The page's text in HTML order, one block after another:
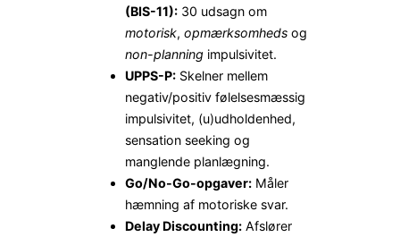
(BIS-11): 30 udsagn om
motorisk, opmærksomheds og
non-planning impulsivitet.
UPPS-P: Skelner mellem
negativ/positiv følelsesmæssig
impulsivitet, (u)udholdenhed,
sensation seeking og
manglende planlægning.
Go/No-Go-opgaver: Måler
hæmning af motoriske svar.
Delay Discounting: Afslører